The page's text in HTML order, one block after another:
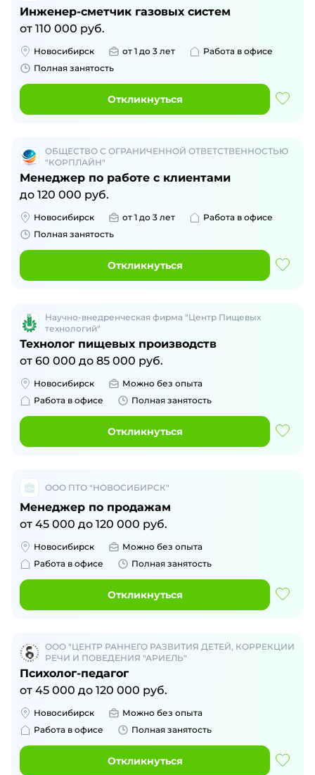
Инженер-сметчик газовых систем
от 110 000 руб.
Новосибирск от 1 до 3 лет
Работа в офисе
Полная занятость
Откликнуться
ОБЩЕСТВО С ОГРАНИЧЕННОЙ ОТВЕТСТВЕННОСТЬЮ
"КОРПЛАЙН"
Менеджер по работе с клиентами
до 120 000 руб.
Новосибирск от 1 до 3 лет
Работа в офисе
Полная занятость
Откликнуться
Научно-внедренческая фирма "Центр Пищевых
технологий"
Технолог пищевых производств
от 60 000 до 85 000 руб.
Новосибирск
Можно без опыта
Работа в офисе
Полная занятость
Откликнуться
ООО ПТО "НОВОСИБИРСК"
Менеджер по продажам
от 45 000 до 120 000 руб.
Новосибирск
Можно без опыта
Работа в офисе
Полная занятость
Откликнуться
ООО "ЦЕНТР РАННЕГО РАЗВИТИЯ ДЕТЕЙ, КОРРЕКЦИИ
РЕЧИ И ПОВЕДЕНИЯ "АРИЕЛЬ"
Психолог-педагог
от 45 000 до 120 000 руб.
Новосибирск
Можно без опыта
Работа в офисе
Полная занятость
Откликнуться